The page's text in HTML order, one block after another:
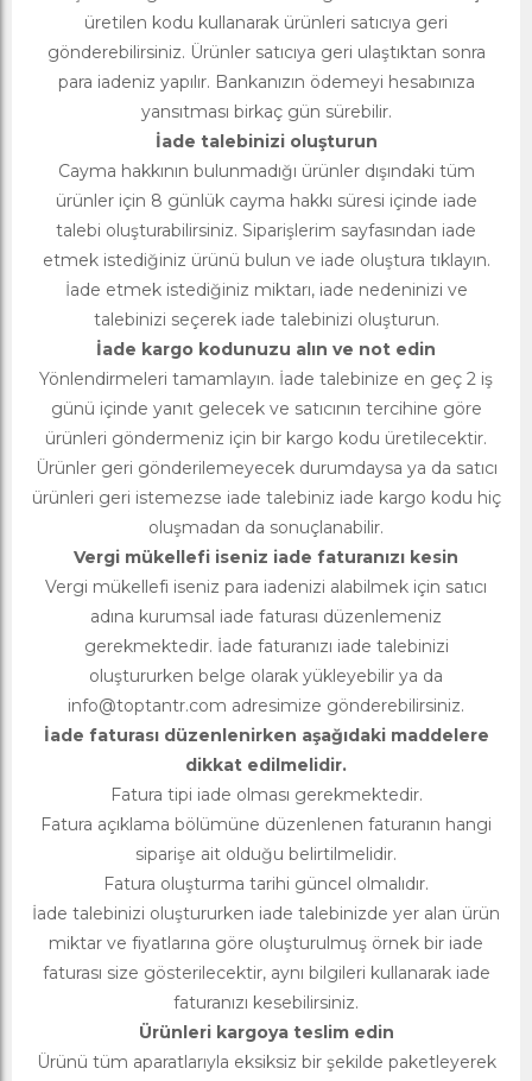
üretilen kodu kullanarak ürünleri satıcıya geri
gönderebilirsiniz. Ürünler satıcıya geri ulaştıktan sonra
para iadeniz yapılır. Bankanızın ödemeyi hesabınıza
yansıtması birkaç gün sürebilir.
İade talebinizi oluşturun
Cayma hakkının bulunmadığı ürünler dışındaki tüm
ürünler için 8 günlük cayma hakkı süresi içinde iade
talebi oluşturabilirsiniz. Siparişlerim sayfasından iade
etmek istediğiniz ürünü bulun ve iade oluştura tıklayın.
İade etmek istediğiniz miktarı, iade nedeninizi ve
talebinizi seçerek iade talebinizi oluşturun.
İade kargo kodunuzu alın ve not edin
Yönlendirmeleri tamamlayın. İade talebinize en geç 2 iş
günü içinde yanıt gelecek ve satıcının tercihine göre
ürünleri göndermeniz için bir kargo kodu üretilecektir.
Ürünler geri gönderilemeyecek durumdaysa ya da satıcı
ürünleri geri istemezse iade talebiniz iade kargo kodu hiç
oluşmadan da sonuçlanabilir.
Vergi mükellefi iseniz iade faturanızı kesin
Vergi mükellefi iseniz para iadenizi alabilmek için satıcı
adına kurumsal iade faturası düzenlemeniz
gerekmektedir. İade faturanızı iade talebinizi
oluştururken belge olarak yükleyebilir ya da
info@toptantr.com adresimize gönderebilirsiniz.
İade faturası düzenlenirken aşağıdaki maddelere
dikkat edilmelidir.
Fatura tipi iade olması gerekmektedir.
Fatura açıklama bölümüne düzenlenen faturanın hangi
siparişe ait olduğu belirtilmelidir.
Fatura oluşturma tarihi güncel olmalıdır.
İade talebinizi oluştururken iade talebinizde yer alan ürün
miktar ve fiyatlarına göre oluşturulmuş örnek bir iade
faturası size gösterilecektir, aynı bilgileri kullanarak iade
faturanızı kesebilirsiniz.
Ürünleri kargoya teslim edin
Ürünü tüm aparatlarıyla eksiksiz bir şekilde paketleyerek